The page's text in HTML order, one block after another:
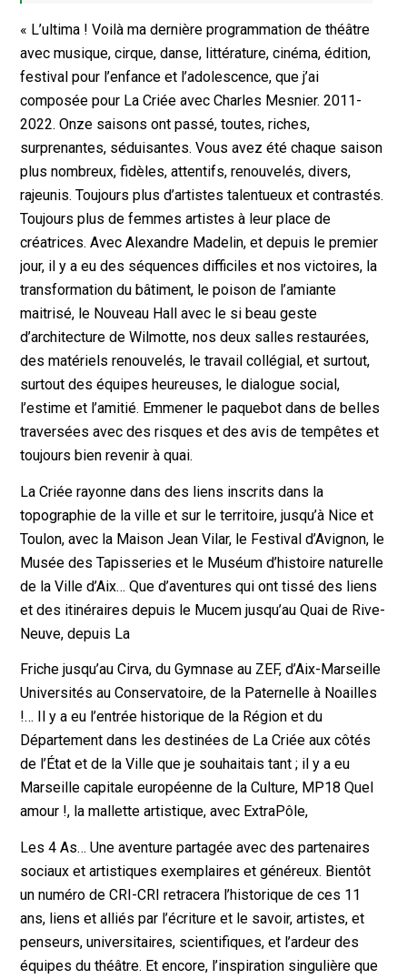
« L’ultima ! Voilà ma dernière programmation de théâtre
avec musique, cirque, danse, littérature, cinéma, édition,
festival pour l’enfance et l’adolescence, que j’ai
composée pour La Criée avec Charles Mesnier. 2011-
2022. Onze saisons ont passé, toutes, riches,
surprenantes, séduisantes. Vous avez été chaque saison
plus nombreux, fidèles, attentifs, renouvelés, divers,
rajeunis. Toujours plus d’artistes talentueux et contrastés.
Toujours plus de femmes artistes à leur place de
créatrices. Avec Alexandre Madelin, et depuis le premier
jour, il y a eu des séquences difficiles et nos victoires, la
transformation du bâtiment, le poison de l’amiante
maitrisé, le Nouveau Hall avec le si beau geste
d’architecture de Wilmotte, nos deux salles restaurées,
des matériels renouvelés, le travail collégial, et surtout,
surtout des équipes heureuses, le dialogue social,
l’estime et l’amitié. Emmener le paquebot dans de belles
traversées avec des risques et des avis de tempêtes et
toujours bien revenir à quai.
La Criée rayonne dans des liens inscrits dans la
topographie de la ville et sur le territoire, jusqu’à Nice et
Toulon, avec la Maison Jean Vilar, le Festival d’Avignon, le
Musée des Tapisseries et le Muséum d’histoire naturelle
de la Ville d’Aix… Que d’aventures qui ont tissé des liens
et des itinéraires depuis le Mucem jusqu’au Quai de Rive-
Neuve, depuis La
Friche jusqu’au Cirva, du Gymnase au ZEF, d’Aix-Marseille
Universités au Conservatoire, de la Paternelle à Noailles
!… Il y a eu l’entrée historique de la Région et du
Département dans les destinées de La Criée aux côtés
de l’État et de la Ville que je souhaitais tant ; il y a eu
Marseille capitale européenne de la Culture, MP18 Quel
amour !, la mallette artistique, avec ExtraPôle,
Les 4 As… Une aventure partagée avec des partenaires
sociaux et artistiques exemplaires et généreux. Bientôt
un numéro de CRI-CRI retracera l’historique de ces 11
ans, liens et alliés par l’écriture et le savoir, artistes, et
penseurs, universitaires, scientifiques, et l’ardeur des
équipes du théâtre. Et encore, l’inspiration singulière que